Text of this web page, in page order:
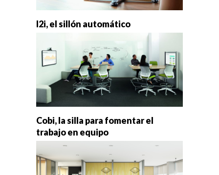
I2i, el sillón automático
Cobi, la silla para fomentar el
trabajo en equipo